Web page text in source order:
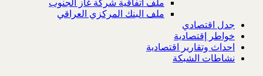
ملف اتفاقية شركة غاز الجنوب
ملف البنك المركزي العراقي
جدل اقتصادي
خواطر إقتصادية
احداث وتقارير اقتصادية
نشاطات الشبكة